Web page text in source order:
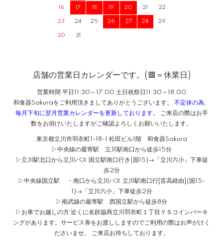
16 17 18 19 20 21 22
23 24 25 26 27 28 29
30 31
店舗の営業日カレンダーです。(🟥＝休業日)
営業時間 平日11:30～17:00 土日祝祭日11:30～18:00
和食器Sakuraをご利用頂きましてありがとうございます。 不定休の為、
毎月下旬に翌月営業カレンダーを更新しております。
ご来店の際はお手
数をお掛けいたしますがご確認よろしくお願いいたします。
東京都立川市羽衣町1-18-1 松田ビル1階 和食器Sakura
▷中央線の最寄駅 立川駅南口から徒歩15分
▷立川駅北口から立川バス 国立駅南口行き(国15)→「立川六小」下車徒
歩2分
▷中央線国立駅 ・南口から立川バス 立川駅南口行[音高経由](国15-
1)→「立川六小」下車徒歩2分
▷南武線の最寄駅 西国立駅から徒歩8分
▷お車でお越しの方 近くに名鉄協商立川羽衣町１丁目ＹＳコインパーキ
ングがあります。サービス券をお渡ししますのでご利用の際はお声がけく
ださいませ。 ご来店お待ちしております。